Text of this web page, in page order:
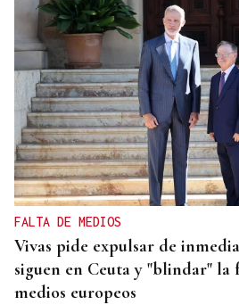
FALTA DE MEDIOS
Vivas pide expulsar de
siguen en Ceuta y "blindar" la
medios europeos